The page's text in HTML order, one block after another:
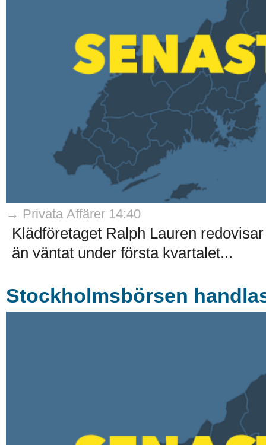
→ Privata Affärer 14:40
Klädföretaget Ralph Lauren
än väntat under första kvartalet...
Stockholmsbörsen